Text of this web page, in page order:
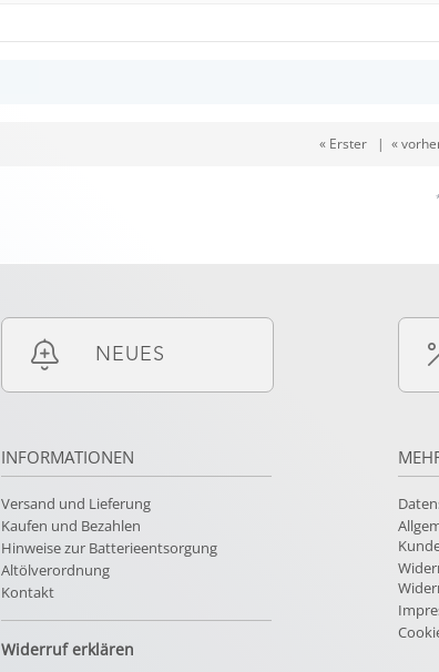
« Erster| «
NEUES
INFORMATIONEN
Versand und Lieferung
Kaufen und Bezahlen
Hinweise zur Batterieentsorgung
Altölverordnung
Kontakt
Widerruf erklären